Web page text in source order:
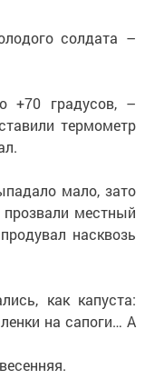
солдата –
+70 градусов, –
термометр
мало, зато
местный
насквозь
как капуста:
на сапоги… А